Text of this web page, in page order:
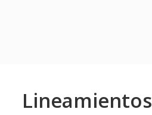
Lineamientos